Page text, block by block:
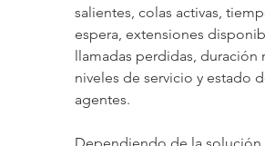
salientes, colas activas,
espera, extensiones
llamadas perdidas, duración
niveles de servicio y estado
agentes.